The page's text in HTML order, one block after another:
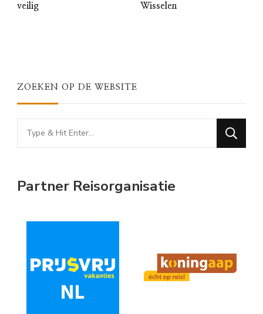
veilig
Wisselen
ZOEKEN OP DE WEBSITE
Looking
for
Partner Reisorganisatie